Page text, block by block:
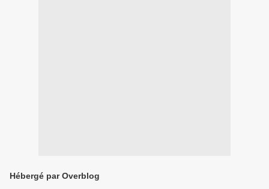
Hébergé par Overblog